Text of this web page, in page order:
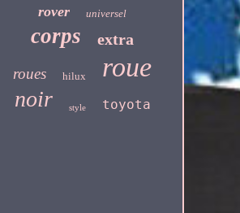
rover universel
corps extra
roues hilux roue
noir style toyota